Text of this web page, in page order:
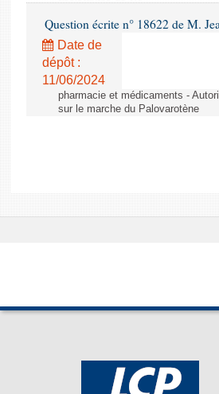
Question écrite n° 18622 de M.
Date de
dépôt :
11/06/2024
pharmacie et médicaments -
sur le marche du Palovarotène